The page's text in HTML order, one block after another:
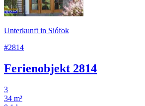
Unterkunft in Siófok
#2814
Ferienobjekt 2814
3
34 m²